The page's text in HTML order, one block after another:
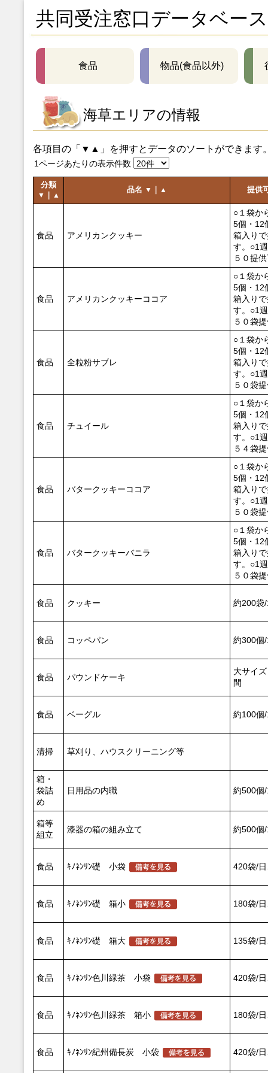
共同受注窓口データベース
食品 物品(食品以外)
海草エリアの情報
各項目の「▼▲」を押すとデータのソートができます
1ページあたりの表示件数
分類
▼ ▲
品名 ▼ ▲ 提供
食品 アメリカンクッキー
○１袋か
5個・12
箱入り
す。○1
５０提
食品 アメリカンクッキーココア
○１袋か
5個・12
箱入り
す。○1
５０袋
食品 全粒粉サブレ
○１袋か
5個・12
箱入り
す。○1
５０袋
食品 チュイール
○１袋か
5個・12
箱入り
す。○1
５４袋
食品 バタークッキーココア
○１袋か
5個・12
箱入り
す。○1
５０袋
食品 バタークッキーバニラ
○１袋か
5個・12
箱入り
す。○1
５０袋
食品 クッキー 約200袋
食品 コッペパン 約300個
食品 パウンドケーキ
大サイ
間
食品 ベーグル 約100個
清掃 草刈り、ハウスクリーニング等
箱・
袋詰
め
日用品の内職 約500個
箱等
組立
漆器の箱の組み立て 約500個
食品 ｷﾉﾈﾝﾘﾝ礎 小袋 420袋/
食品 ｷﾉﾈﾝﾘﾝ礎 箱小 180袋/
食品 ｷﾉﾈﾝﾘﾝ礎 箱大 135袋/
食品 ｷﾉﾈﾝﾘﾝ色川緑茶 小袋 420袋/
食品 ｷﾉﾈﾝﾘﾝ色川緑茶 箱小 180袋/
食品 ｷﾉﾈﾝﾘﾝ紀州備長炭 小袋 420袋/